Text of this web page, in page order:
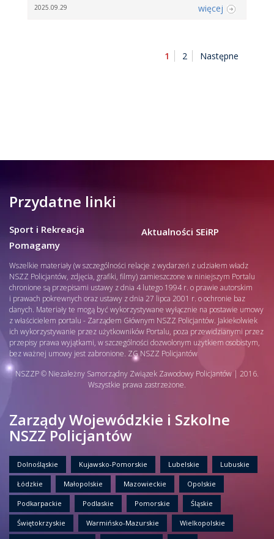
2025.09.29 więcej
1 2 Następne
Przydatne linki
Sport i Rekreacja
Pomagamy
Aktualności SEiRP
Wszelkie materiały (w szczególności relacje z wydarzeń z udziałem władz
NSZZ Policjantów, zdjęcia, grafiki, filmy) zamieszczone w niniejszym Portalu
chronione są przepisami ustawy z dnia 4 lutego 1994 r. o prawie autorskim
i prawach pokrewnych oraz ustawy z dnia 27 lipca 2001 r. o ochronie baz
danych. Materiały te mogą być wykorzystywane wyłącznie na postawie umowy
z właścicielem portalu - Zarządem Głównym NSZZ Policjantów. Jakiekolwiek
ich wykorzystywanie przez użytkowników Portalu, poza przewidzianymi przez
przepisy prawa wyjątkami, w szczególności dozwolonym użytkiem osobistym,
bez ważnej umowy jest zabronione. ZG NSZZ Policjantów
NSZZP © Niezależny Samorządny Związek Zawodowy Policjantów | 2016.
Wszystkie prawa zastrzeżone.
Zarządy Wojewódzkie i Szkolne
NSZZ Policjantów
Dolnośląskie Kujawsko-Pomorskie Lubelskie Lubuskie
Łódzkie Małopolskie Mazowieckie Opolskie
Podkarpackie Podlaskie Pomorskie Śląskie
Świętokrzyskie Warmińsko-Mazurskie Wielkopolskie